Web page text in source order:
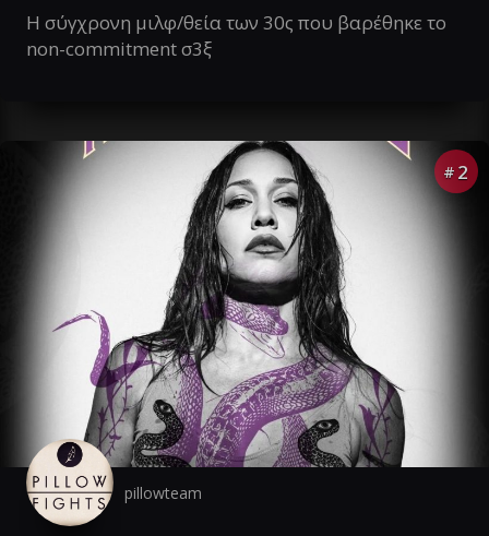
Η σύγχρονη μιλφ/θεία των 30ς που βαρέθηκε το
non-commitment σ3ξ
# 2
pillowteam